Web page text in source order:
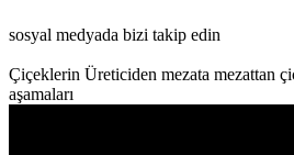
sosyal medyada bizi takip edin
Çiçeklerin Üreticiden mezata mezattan
aşamaları